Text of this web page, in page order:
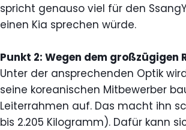
spricht genauso viel für den
einen Kia sprechen würde.
Punkt 2: Wegen dem großzügigen
Unter der ansprechenden Optik
seine koreanischen Mitbewerber
Leiterrahmen auf. Das macht ihn
bis 2.205 Kilogramm). Dafür kann